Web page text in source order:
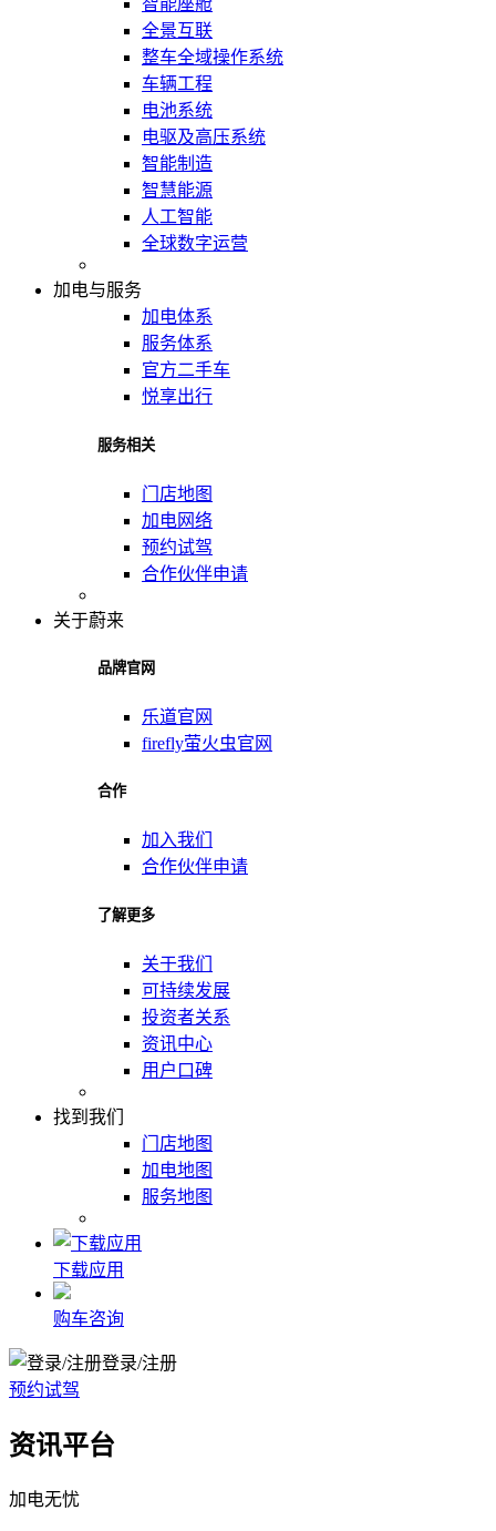
智能座舱
全景互联
整车全域操作系统
车辆工程
电池系统
电驱及高压系统
智能制造
智慧能源
人工智能
全球数字运营
加电与服务
加电体系
服务体系
官方二手车
悦享出行
服务相关
门店地图
加电网络
预约试驾
合作伙伴申请
关于蔚来
品牌官网
乐道官网
firefly萤火虫官网
合作
加入我们
合作伙伴申请
了解更多
关于我们
可持续发展
投资者关系
资讯中心
用户口碑
找到我们
门店地图
加电地图
服务地图
下载应用
购车咨询
登录/注册
预约试驾
资讯平台
加电无忧